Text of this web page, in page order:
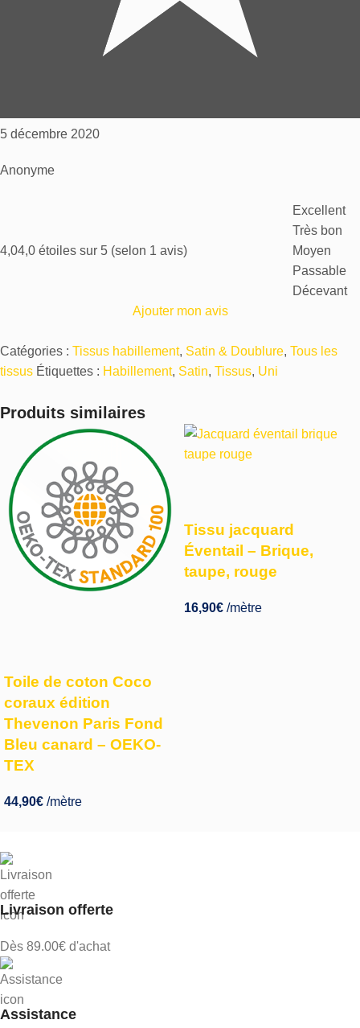
5 décembre 2020
Anonyme
4,04,0 étoiles sur 5 (selon 1 avis)
Excellent
Très bon
Moyen
Passable
Décevant
Ajouter mon avis
Catégories : Tissus habillement, Satin & Doublure, Tous les
tissus Étiquettes : Habillement, Satin, Tissus, Uni
Produits similaires
Toile de coton Coco
coraux édition
Thevenon Paris Fond
Bleu canard – OEKO-
TEX
44,90€ /mètre
Tissu jacquard
Éventail – Brique,
taupe, rouge
16,90€ /mètre
Livraison offerte
Dès 89.00€ d'achat
Assistance